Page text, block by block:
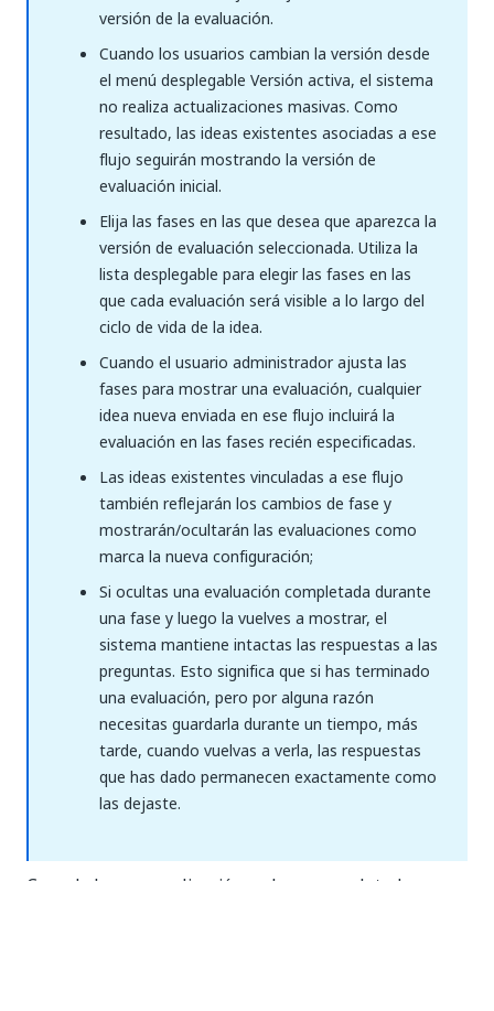
versión de la evaluación.
Cuando los usuarios cambian la versión desde
el menú desplegable Versión activa, el sistema
no realiza actualizaciones masivas. Como
resultado, las ideas existentes asociadas a ese
flujo seguirán mostrando la versión de
evaluación inicial.
Elija las fases en las que desea que aparezca la
versión de evaluación seleccionada. Utiliza la
lista desplegable para elegir las fases en las
que cada evaluación será visible a lo largo del
ciclo de vida de la idea.
Cuando el usuario administrador ajusta las
fases para mostrar una evaluación, cualquier
idea nueva enviada en ese flujo incluirá la
evaluación en las fases recién especificadas.
Las ideas existentes vinculadas a ese flujo
también reflejarán los cambios de fase y
mostrarán/ocultarán las evaluaciones como
marca la nueva configuración;
Si ocultas una evaluación completada durante
una fase y luego la vuelves a mostrar, el
sistema mantiene intactas las respuestas a las
preguntas. Esto significa que si has terminado
una evaluación, pero por alguna razón
necesitas guardarla durante un tiempo, más
tarde, cuando vuelvas a verla, las respuestas
que has dado permanecen exactamente como
las dejaste.
Cuando la personalización se haya completado,